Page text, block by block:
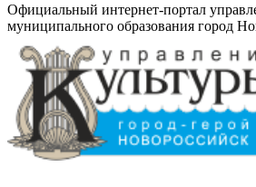
Официальный интернет-портал
муниципального образования город